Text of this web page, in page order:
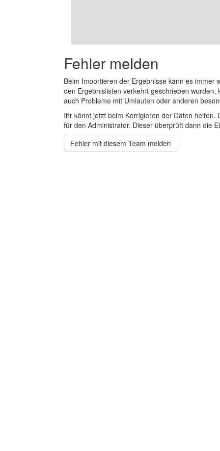
Fehler melden
Beim Importieren der Ergebnisse kann es
den Ergebnislisten verkehrt geschrieben
auch Probleme mit Umlauten oder anderen
Ihr könnt jetzt beim Korrigieren der Daten
für den Administrator. Dieser überprüft dann die
Fehler mit diesem Team melden